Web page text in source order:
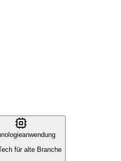
für alte Branche